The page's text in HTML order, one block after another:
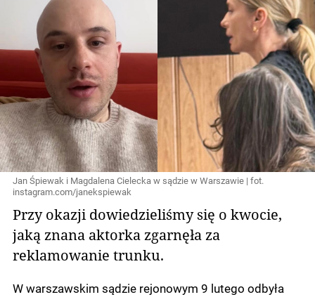
Jan Śpiewak i Magdalena Cielecka w sądzie w Warszawie | fot.
instagram.com/janekspiewak
Przy okazji dowiedzieliśmy się o kwocie,
jaką znana aktorka zgarnęła za
reklamowanie trunku.
W warszawskim sądzie rejonowym 9 lutego odbyła